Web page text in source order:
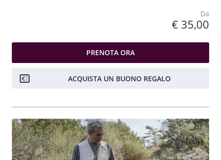
Da
€ 35,00
PRENOTA ORA
ACQUISTA UN BUONO REGALO